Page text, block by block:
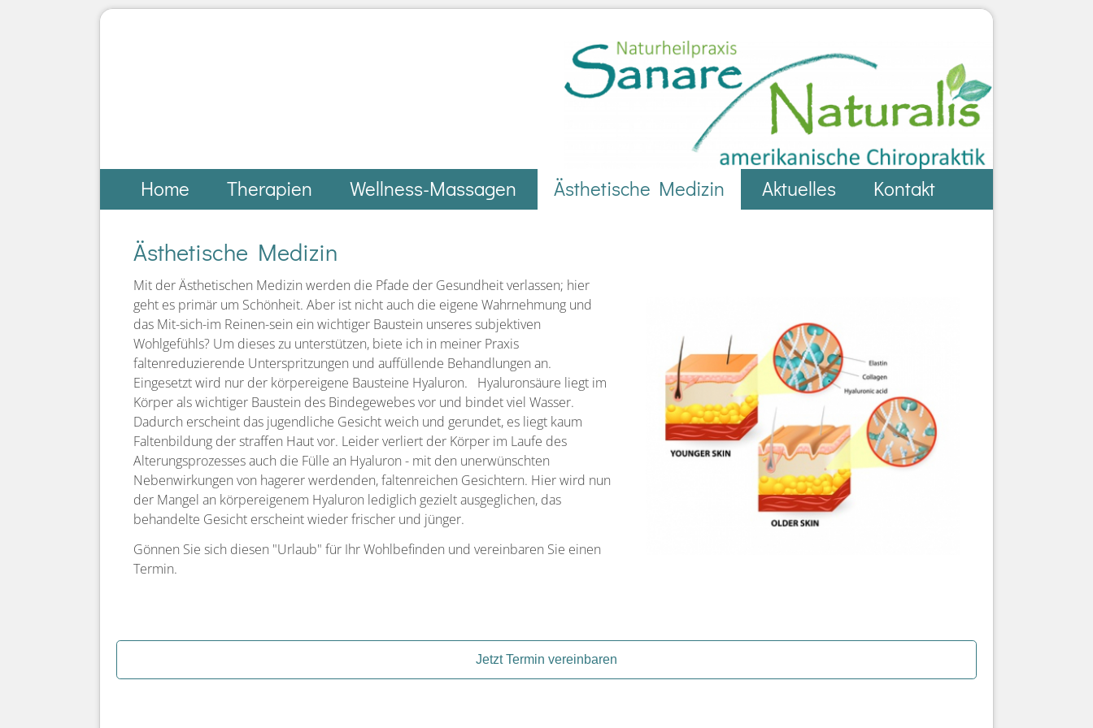
Home Therapien Wellness-Massagen Ästhetische Medizin Aktuelles Kontakt
Ästhetische Medizin
Mit der Ästhetischen Medizin werden die Pfade der Gesundheit verlassen; hier
geht es primär um Schönheit. Aber ist nicht auch die eigene Wahrnehmung und
das Mit-sich-im Reinen-sein ein wichtiger Baustein unseres subjektiven
Wohlgefühls? Um dieses zu unterstützen, biete ich in meiner Praxis
faltenreduzierende Unterspritzungen und auffüllende Behandlungen an.
Eingesetzt wird nur der körpereigene Bausteine Hyaluron. Hyaluronsäure liegt im
Körper als wichtiger Baustein des Bindegewebes vor und bindet viel Wasser.
Dadurch erscheint das jugendliche Gesicht weich und gerundet, es liegt kaum
Faltenbildung der straffen Haut vor. Leider verliert der Körper im Laufe des
Alterungsprozesses auch die Fülle an Hyaluron - mit den unerwünschten
Nebenwirkungen von hagerer werdenden, faltenreichen Gesichtern. Hier wird nun
der Mangel an körpereigenem Hyaluron lediglich gezielt ausgeglichen, das
behandelte Gesicht erscheint wieder frischer und jünger.
Gönnen Sie sich diesen "Urlaub" für Ihr Wohlbefinden und vereinbaren Sie einen
Termin.
Jetzt Termin vereinbaren